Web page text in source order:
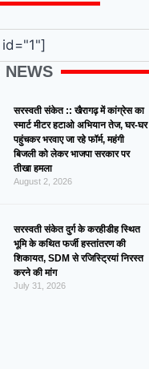
NEWS
सरस्वती संकेत :: खैरागढ़ में कांग्रेस का
स्मार्ट मीटर हटाओ अभियान तेज, घर-घर
पहुंचकर भरवाए जा रहे फॉर्म, महंगी
बिजली को लेकर भाजपा सरकार पर
तीखा हमला
August 2, 2026
सरस्वती संकेत दुर्ग के करहीडीह स्थित
भूमि के कथित फर्जी हस्तांतरण की
शिकायत, SDM से रजिस्ट्रियां निरस्त
करने की मांग
July 31, 2026